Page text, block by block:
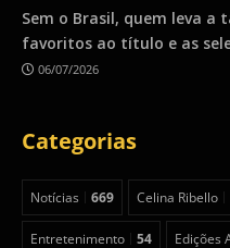
Sem o Brasil, quem leva a
favoritos ao título e as
06/07/2026
Categorias
Notícias 669 Celina Ribello
Entretenimento 54 Edições